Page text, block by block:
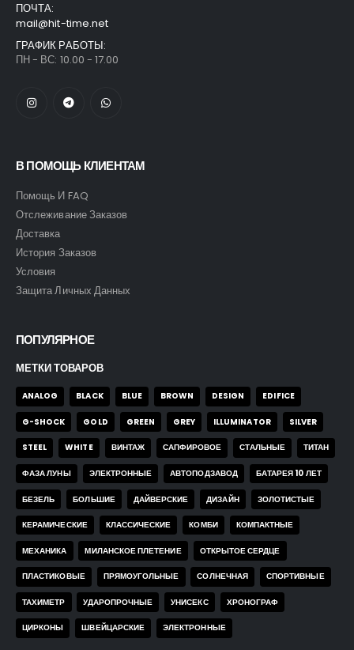
ПОЧТА:
mail@hit-time.net
ГРАФИК РАБОТЫ:
ПН - ВС: 10.00 - 17.00
В ПОМОЩЬ КЛИЕНТАМ
Помощь И FAQ
Отслеживание Заказов
Доставка
История Заказов
Условия
Защита Личных Данных
ПОПУЛЯРНОЕ
МЕТКИ ТОВАРОВ
ANALOG BLACK BLUE BROWN DESIGN EDIFICE
G-SHOCK GOLD GREEN GREY ILLUMINATOR SILVER
STEEL WHITE ВИНТАЖ САПФИРОВОЕ СТАЛЬНЫЕ ТИТАН
ФАЗА ЛУНЫ ЭЛЕКТРОННЫЕ АВТОПОДЗАВОД БАТАРЕЯ 10 ЛЕТ
БЕЗЕЛЬ БОЛЬШИЕ ДАЙВЕРСКИЕ ДИЗАЙН ЗОЛОТИСТЫЕ
КЕРАМИЧЕСКИЕ КЛАССИЧЕСКИЕ КОМБИ КОМПАКТНЫЕ
МЕХАНИКА МИЛАНСКОЕ ПЛЕТЕНИЕ ОТКРЫТОЕ СЕРДЦЕ
ПЛАСТИКОВЫЕ ПРЯМОУГОЛЬНЫЕ СОЛНЕЧНАЯ СПОРТИВНЫЕ
ТАХИМЕТР УДАРОПРОЧНЫЕ УНИСЕКС ХРОНОГРАФ
ЦИРКОНЫ ШВЕЙЦАРСКИЕ ЭЛЕКТРОННЫЕ